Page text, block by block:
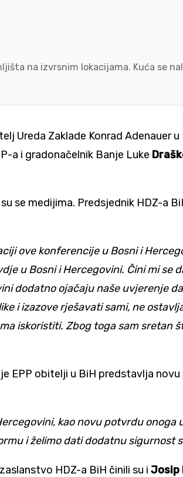
na izvrsnim lokacijama. Kuća se
Ureda Zaklade Konrad Adenauer u
a i gradonačelnik Banje Luke
se medijima. Predsjednik HDZ-a
ove konferencije u Bosni i
u Bosni i Hercegovini. Čini mi
dodatno ojačaju naše uvjerenje
i izazove rješavati sami, ne
iskoristiti. Zbog toga sam sretan
EPP obitelji u BiH predstavlja
kao novu potvrdu
i želimo dati dodatnu sigurnost
HDZ-a BiH činili su i Josip